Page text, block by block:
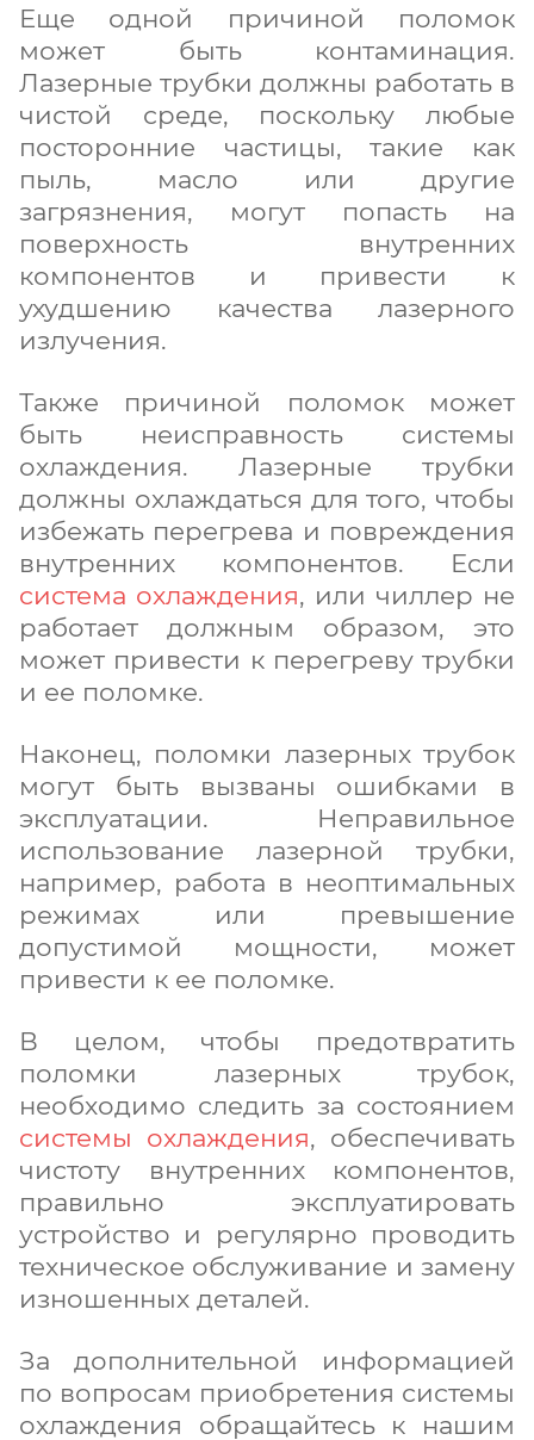
Еще одной причиной поломок
может быть контаминация.
Лазерные трубки должны работать в
чистой среде, поскольку любые
посторонние частицы, такие как
пыль, масло или другие
загрязнения, могут попасть на
поверхность внутренних
компонентов и привести к
ухудшению качества лазерного
излучения.
Также причиной поломок может
быть неисправность системы
охлаждения. Лазерные трубки
должны охлаждаться для того, чтобы
избежать перегрева и повреждения
внутренних компонентов. Если
система охлаждения, или чиллер не
работает должным образом, это
может привести к перегреву трубки
и ее поломке.
Наконец, поломки лазерных трубок
могут быть вызваны ошибками в
эксплуатации. Неправильное
использование лазерной трубки,
например, работа в неоптимальных
режимах или превышение
допустимой мощности, может
привести к ее поломке.
В целом, чтобы предотвратить
поломки лазерных трубок,
необходимо следить за состоянием
системы охлаждения, обеспечивать
чистоту внутренних компонентов,
правильно эксплуатировать
устройство и регулярно проводить
техническое обслуживание и замену
изношенных деталей.
За дополнительной информацией
по вопросам приобретения системы
охлаждения обращайтесь к нашим